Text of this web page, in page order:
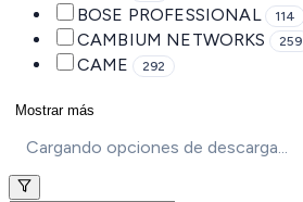
BOSE PROFESSIONAL 114
CAMBIUM NETWORKS 259
CAME 292
Mostrar más
Cargando opciones de descarga...